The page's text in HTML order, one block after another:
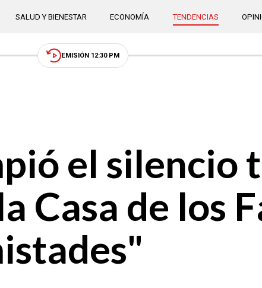
SALUD Y BIENESTAR ECONOMÍA TENDENCIAS
EMISIÓN 12:30 PM
el silencio
Casa de los